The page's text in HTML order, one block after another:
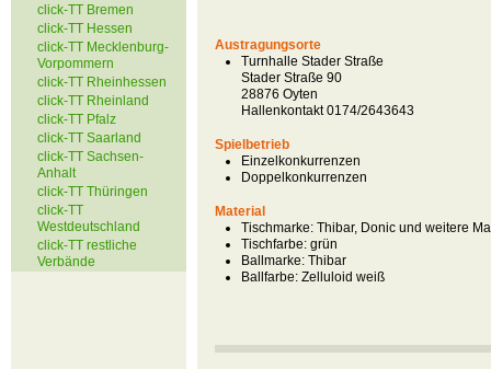
click-TT Bremen
click-TT Hessen
click-TT Mecklenburg-
Vorpommern
click-TT Rheinhessen
click-TT Rheinland
click-TT Pfalz
click-TT Saarland
click-TT Sachsen-
Anhalt
click-TT Thüringen
click-TT
Westdeutschland
click-TT restliche
Verbände
Austragungsorte
Turnhalle Stader Straße
Stader Straße 90
28876 Oyten
Hallenkontakt 0174/2643643
Spielbetrieb
Einzelkonkurrenzen
Doppelkonkurrenzen
Material
Tischmarke: Thibar, Donic und weitere
Tischfarbe: grün
Ballmarke: Thibar
Ballfarbe: Zelluloid weiß